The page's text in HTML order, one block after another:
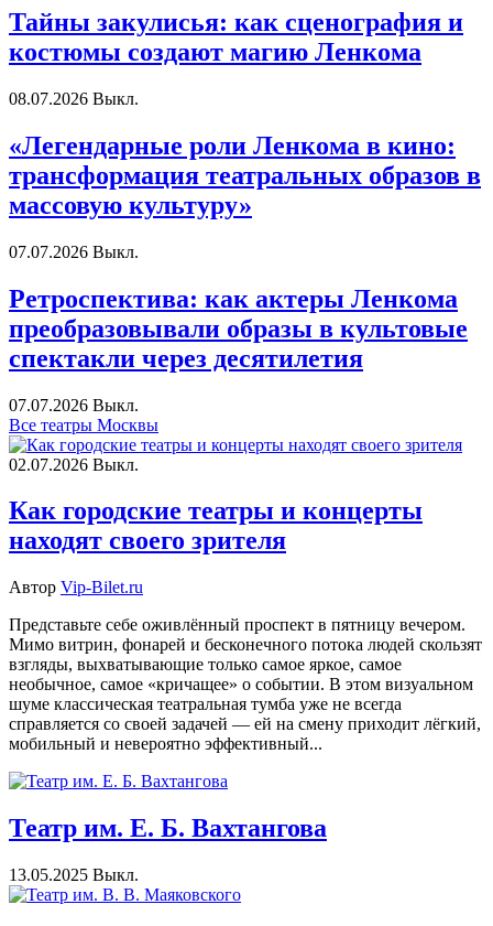
Тайны закулисья: как сценография и
костюмы создают магию Ленкома
08.07.2026 Выкл.
«Легендарные роли Ленкома в кино:
трансформация театральных образов в
массовую культуру»
07.07.2026 Выкл.
Ретроспектива: как актеры Ленкома
преобразовывали образы в культовые
спектакли через десятилетия
07.07.2026 Выкл.
Все театры Москвы
02.07.2026 Выкл.
Как городские театры и концерты
находят своего зрителя
Автор Vip-Bilet.ru
Представьте себе оживлённый проспект в пятницу вечером.
Мимо витрин, фонарей и бесконечного потока людей скользят
взгляды, выхватывающие только самое яркое, самое
необычное, самое «кричащее» о событии. В этом визуальном
шуме классическая театральная тумба уже не всегда
справляется со своей задачей — ей на смену приходит лёгкий,
мобильный и невероятно эффективный...
Театр им. Е. Б. Вахтангова
13.05.2025 Выкл.